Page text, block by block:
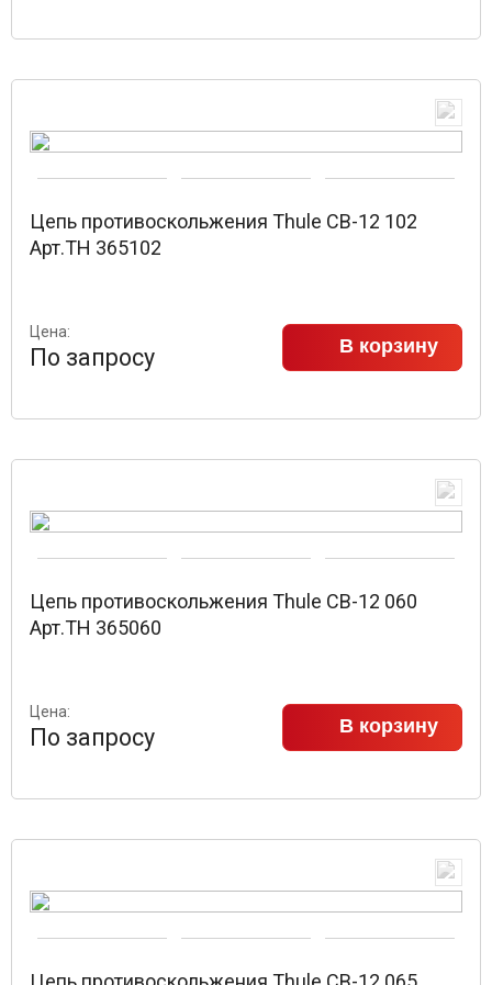
Цепь противоскольжения Thule CB-12 102
Арт.TH 365102
Цена:
По запросу В корзину
Цепь противоскольжения Thule CB-12 060
Арт.TH 365060
Цена:
По запросу В корзину